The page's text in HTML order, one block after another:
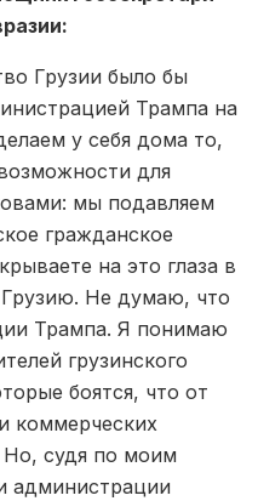
Грузии было бы
Трампа на
у себя дома то,
для
мы подавляем
гражданское
на это глаза в
Не думаю, что
Трампа. Я понимаю
грузинского
боятся, что от
коммерческих
судя по моим
администрации